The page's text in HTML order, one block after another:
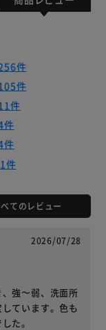
件
件
件
件
件
1件
てのレビュー
2026/07/28
強〜弱、洗面所
ています。色も
た。